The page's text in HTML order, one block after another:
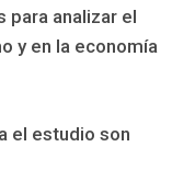
para analizar el
y en la economía
el estudio son